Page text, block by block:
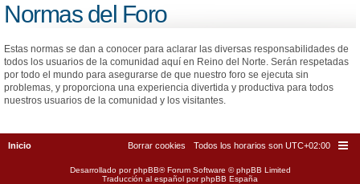
Normas del Foro
Estas normas se dan a conocer para aclarar las diversas responsabilidades de
todos los usuarios de la comunidad aquí en Reino del Norte. Serán respetadas
por todo el mundo para asegurarse de que nuestro foro se ejecuta sin
problemas, y proporciona una experiencia divertida y productiva para todos
nuestros usuarios de la comunidad y los visitantes.
Inicio Todos los horarios son UTC+02:00
Borrar cookies
Desarrollado porphpBB® Forum Software © phpBB Limited
Traducción al español porphpBB España